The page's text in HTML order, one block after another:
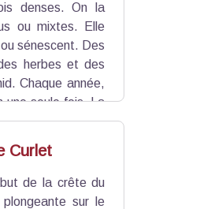
denses. On la
ou mixtes. Elle
sénescent. Des
herbes et des
Chaque année,
seule fois. La
des réserves à
Curlet
de la crête du
sur le